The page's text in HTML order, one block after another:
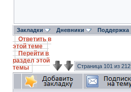
Закладки Дневники Поддержка
Ответить в
этой теме
Перейти в
раздел этой
темы
Страница 101 из 212